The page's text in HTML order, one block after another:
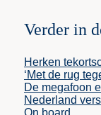
Verder in
Herken
‘Met de rug
De megafoon
Nederland
On board